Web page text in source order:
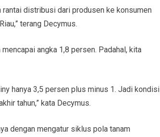
rantai distribusi dari produsen ke konsumen
terang Decymus.
angka 1,8 persen. Padahal, kita
hanya 3,5 persen plus minus 1. Jadi kondisi
tahun,” kata Decymus.
dengan mengatur siklus pola tanam